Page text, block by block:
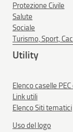
Protezione Civile
Salute
Sociale
Turismo, Sport,
Utility
Elenco caselle
Link utili
Elenco Siti tematici
Uso del logo